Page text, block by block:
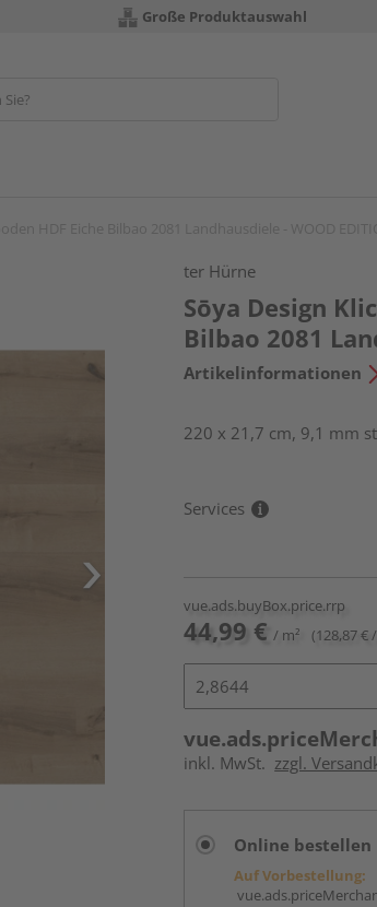
Große Produktauswahl
ter Hürne
Sōya Design
Bilbao 2081
Artikelinformationen
220 x 21,7 cm, 9,1 mm
Services
vue.ads.buyBox.price.rrp
44,99 € / m² (128,87 €
inkl. MwSt. zzgl.
Online bestellen
Auf Vorbestellung: